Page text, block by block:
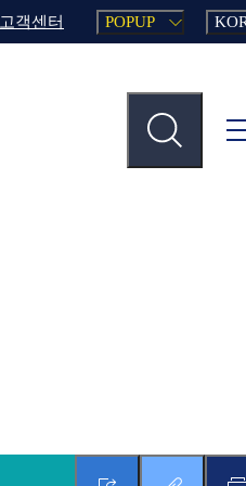
고객센터 POPUP